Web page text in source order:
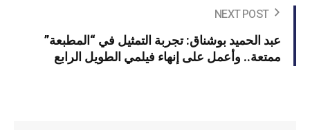
NEXT POST
عبد الحميد بوشناق: تجربة التمثيل في “المطبعة”
ممتعة.. وأعمل على إنهاء فيلمي الطويل الرابع